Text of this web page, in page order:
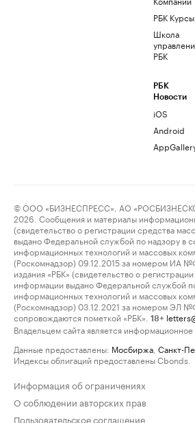
РБК Курсы
Школа
РБК
РБК
Новости
iOS
Android
© ООО «БИЗНЕСПРЕСС», АО
2026. Сообщения и материалы
(свидетельство о регистрации средства
выдано Федеральной службой по надзору в
информационных технологий и массовых
(Роскомнадзор) 09.12.2015 за номером ИА
издания «РБК» (свидетельство о
информации выдано Федеральной службой
информационных технологий и массовых
(Роскомнадзор) 03.12.2021 за номером ЭЛ
сопровождаются пометкой «РБК».
18+
Владельцем сайта является информационное
Данные предоставлены: Мосбиржа Санкт-
Индексы облигаций предоставлены Cbonds.
Информация об ограничениях
О соблюдении авторских прав
Пользовательское соглашение